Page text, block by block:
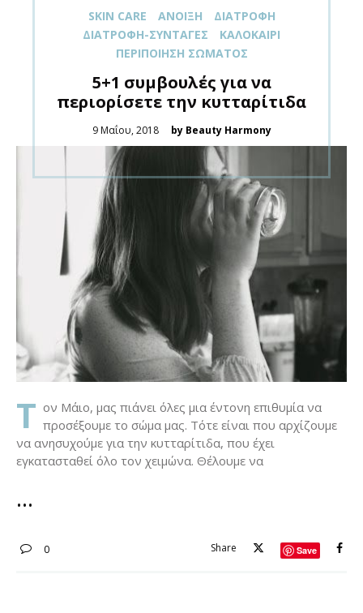
SKIN CARE ΑΝΟΙΞΗ
ΔΙΑΤΡΟΦΉ
ΔΙΑΤΡΟΦΉ-ΣΥΝΤΑΓΈΣ
ΚΑΛΟΚΑΊΡΙ
ΠΕΡΙΠΟΊΗΣΗ ΣΏΜΑΤΟΣ
5+1 συμβουλές για να
περιορίσετε την κυτταρίτιδα
Posted
9 Μαΐου, 2018 by Beauty Harmony
Τ ον Μάιο, μας πιάνει όλες μια έντονη επιθυμία να
προσέξουμε το σώμα μας. Τότε είναι που αρχίζουμε
να ανησυχούμε για την κυτταρίτιδα, που έχει
εγκατασταθεί όλο τον χειμώνα. Θέλουμε να
0 Share Save